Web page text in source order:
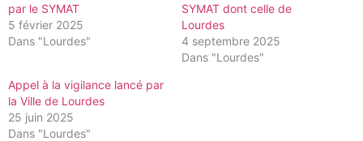
par le SYMAT
5 février 2025
Dans "Lourdes"
SYMAT dont celle de
Lourdes
4 septembre 2025
Dans "Lourdes"
Appel à la vigilance lancé par
la Ville de Lourdes
25 juin 2025
Dans "Lourdes"